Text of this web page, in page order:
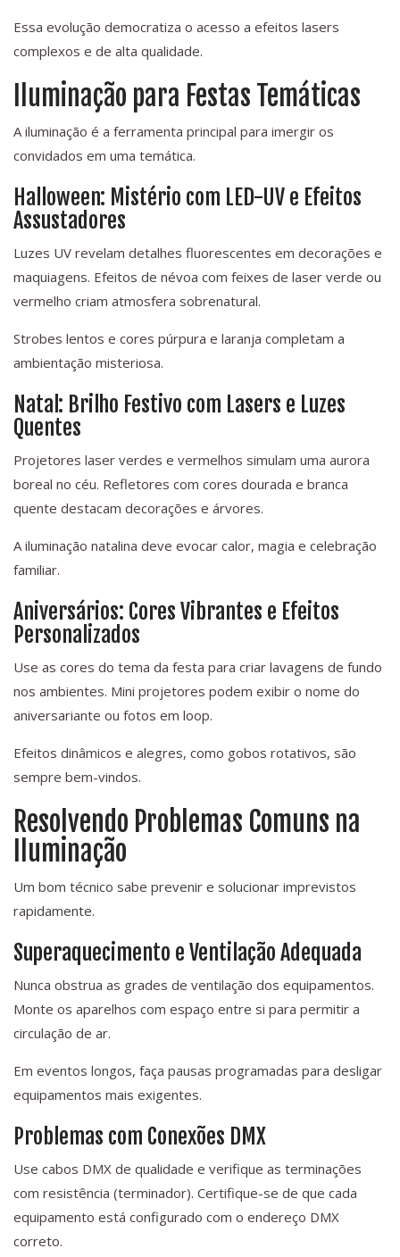
Essa evolução democratiza o acesso a efeitos lasers
complexos e de alta qualidade.
Iluminação para Festas Temáticas
A iluminação é a ferramenta principal para imergir os
convidados em uma temática.
Halloween: Mistério com LED-UV e Efeitos
Assustadores
Luzes UV revelam detalhes fluorescentes em decorações e
maquiagens. Efeitos de névoa com feixes de laser verde ou
vermelho criam atmosfera sobrenatural.
Strobes lentos e cores púrpura e laranja completam a
ambientação misteriosa.
Natal: Brilho Festivo com Lasers e Luzes
Quentes
Projetores laser verdes e vermelhos simulam uma aurora
boreal no céu. Refletores com cores dourada e branca
quente destacam decorações e árvores.
A iluminação natalina deve evocar calor, magia e celebração
familiar.
Aniversários: Cores Vibrantes e Efeitos
Personalizados
Use as cores do tema da festa para criar lavagens de fundo
nos ambientes. Mini projetores podem exibir o nome do
aniversariante ou fotos em loop.
Efeitos dinâmicos e alegres, como gobos rotativos, são
sempre bem-vindos.
Resolvendo Problemas Comuns na
Iluminação
Um bom técnico sabe prevenir e solucionar imprevistos
rapidamente.
Superaquecimento e Ventilação Adequada
Nunca obstrua as grades de ventilação dos equipamentos.
Monte os aparelhos com espaço entre si para permitir a
circulação de ar.
Em eventos longos, faça pausas programadas para desligar
equipamentos mais exigentes.
Problemas com Conexões DMX
Use cabos DMX de qualidade e verifique as terminações
com resistência (terminador). Certifique-se de que cada
equipamento está configurado com o endereço DMX
correto.